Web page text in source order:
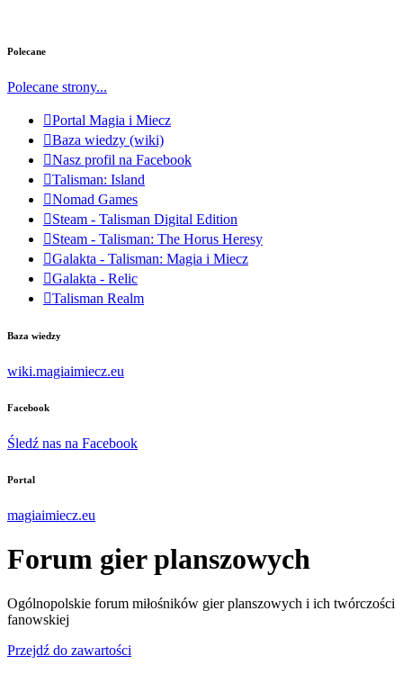
Polecane
Polecane strony...
Portal Magia i Miecz
Baza wiedzy (wiki)
Nasz profil na Facebook
Talisman: Island
Nomad Games
Steam - Talisman Digital Edition
Steam - Talisman: The Horus Heresy
Galakta - Talisman: Magia i Miecz
Galakta - Relic
Talisman Realm
Baza wiedzy
wiki.magiaimiecz.eu
Facebook
Śledź nas na Facebook
Portal
magiaimiecz.eu
Forum gier planszowych
Ogólnopolskie forum miłośników gier planszowych i ich twórczości
fanowskiej
Przejdź do zawartości